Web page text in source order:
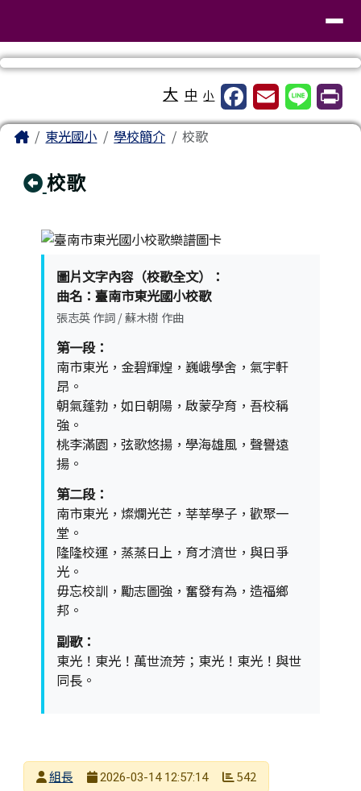
大 中 小
主內容區域
Home東光國小 學校簡介 校歌
回上頁
校歌
圖片文字內容（校歌全文）：
曲名：臺南市東光國小校歌
張志英 作詞 / 蘇木樹 作曲
第一段：
南市東光，金碧輝煌，巍峨學舍，氣宇軒
昂。
朝氣蓬勃，如日朝陽，啟蒙孕育，吾校稱
強。
桃李滿園，弦歌悠揚，學海雄風，聲譽遠
揚。
第二段：
南市東光，燦爛光芒，莘莘學子，歡聚一
堂。
隆隆校運，蒸蒸日上，育才濟世，與日爭
光。
毋忘校訓，勵志圖強，奮發有為，造福鄉
邦。
副歌：
東光！東光！萬世流芳；東光！東光！與世
同長。
發布者
組長
2026-03-14 12:57:14 542
頁尾區域